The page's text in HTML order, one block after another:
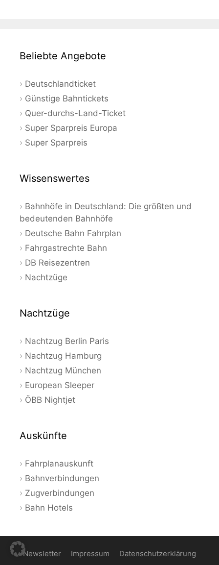
Beliebte Angebote
Deutschlandticket
Günstige Bahntickets
Quer-durchs-Land-Ticket
Super Sparpreis Europa
Super Sparpreis
Wissenswertes
Bahnhöfe in Deutschland: Die größten und
bedeutenden Bahnhöfe
Deutsche Bahn Fahrplan
Fahrgastrechte Bahn
DB Reisezentren
Nachtzüge
Nachtzüge
Nachtzug Berlin Paris
Nachtzug Hamburg
Nachtzug München
European Sleeper
ÖBB Nightjet
Auskünfte
Fahrplanauskunft
Bahnverbindungen
Zugverbindungen
Bahn Hotels
Newsletter Impressum Datenschutzerklärung